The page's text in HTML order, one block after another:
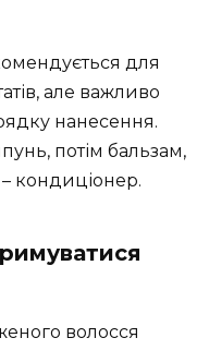
для
але важливо
нанесення.
потім бальзам,
кондиціонер.
волосся